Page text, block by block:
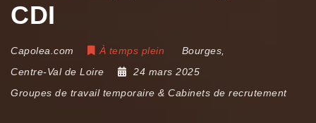
CDI
Capolea.com À temps plein Bourges
Centre-Val de Loire
24 mars 2025
Groupes de travail temporaire & Cabinets de recrutement